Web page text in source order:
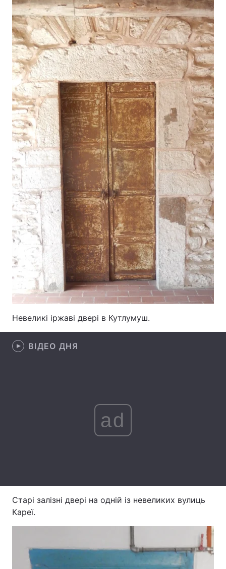
Економіка Світ
Спорт Наука
Техно і зв'язок Лайт
Зброя Інциденти
Здоров'я Туризм
Цікавинки Погода
Екологія Регіони
Лонгріди
Відео з Youtube Статті
Інтерв'ю Думки
Архів Вакансії
Контакти
Послуги
Невеликі іржаві двері в Кутлумуш.
ВІДЕО ДНЯ
ad
Старі залізні двері на одній із невеликих вулиць
Кареї.